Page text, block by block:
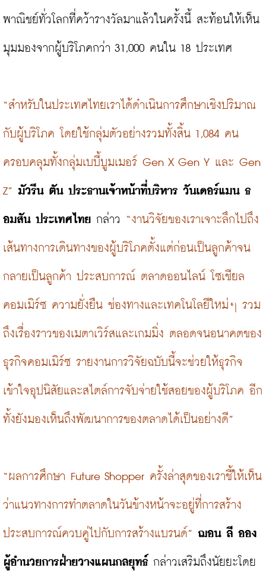
พาณิชย์ทั่วโลกที่คว้ารางวัลมาแล้วในครั้งนี้ สะท้อนให้เห็น
มุมมองจากผู้บริโภคกว่า 31,000 คนใน 18 ประเทศ
“สำหรับในประเทศไทยเราได้ดำเนินการศึกษาเชิงปริมาณ
กับผู้บริโภค โดยใช้กลุ่มตัวอย่างรวมทั้งสิ้น 1,084 คน
ครอบคลุมทั้งกลุ่มเบบี้บูมเมอร์ Gen X Gen Y และ Gen
Z” มัวรีน ตัน ประธานเจ้าหน้าที่บริหาร วันเดอร์แมน ธ
อมสัน ประเทศไทย กล่าว “งานวิจัยของเราเจาะลึกไปถึง
เส้นทางการเดินทางของผู้บริโภคตั้งแต่ก่อนเป็นลูกค้าจน
กลายเป็นลูกค้า ประสบการณ์ ตลาดออนไลน์ โซเชียล
คอมเมิร์ซ ความยั่งยืน ช่องทางและเทคโนโลยีใหม่ๆ รวม
ถึงเรื่องราวของเมตาเวิร์สและเกมมิ่ง ตลอดจนอนาคตของ
ธุรกิจคอมเมิร์ซ รายงานการวิจัยฉบับนี้จะช่วยให้ธุรกิจ
เข้าใจอุปนิสัยและสไตล์การจับจ่ายใช้สอยของผู้บริโภค อีก
ทั้งยังมองเห็นถึงพัฒนาการของตลาดได้เป็นอย่างดี”
“ผลการศึกษา Future Shopper ครั้งล่าสุดของเราชี้ให้เห็น
ว่าแนวทางการทำตลาดในวันข้างหน้าจะอยู่ที่การสร้าง
ประสบการณ์ควบคู่ไปกับการสร้างแบรนด์” ฌอน ลี ออง
ผู้อำนวยการฝ่ายวางแผนกลยุทธ์ กล่าวเสริมถึงนัยยะโดย